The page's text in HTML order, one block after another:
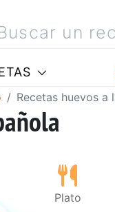
Recetas huevos a
Plato